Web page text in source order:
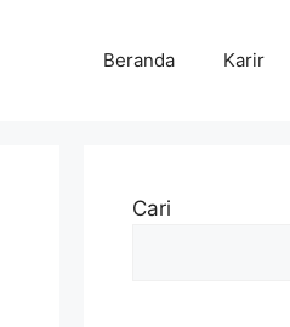
Beranda Karir
Cari